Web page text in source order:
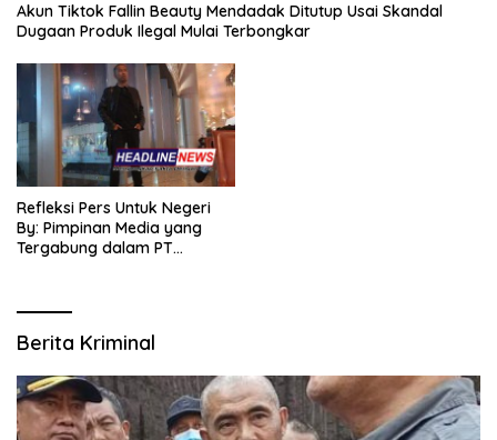
Akun Tiktok Fallin Beauty Mendadak Ditutup Usai Skandal
Dugaan Produk Ilegal Mulai Terbongkar
Refleksi Pers Untuk Negeri
By: Pimpinan Media yang
Tergabung dalam PT
Berita Kriminal